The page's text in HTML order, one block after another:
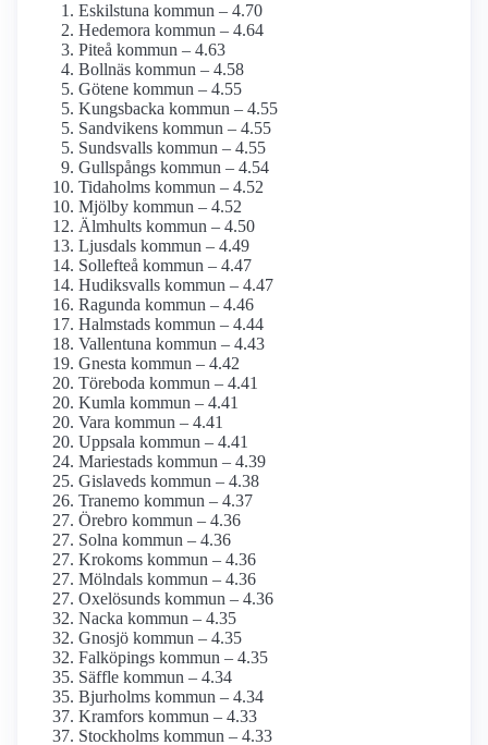
Eskilstuna kommun – 4.70
Hedemora kommun – 4.64
Piteå kommun – 4.63
Bollnäs kommun – 4.58
Götene kommun – 4.55
Kungsbacka kommun – 4.55
Sandvikens kommun – 4.55
Sundsvalls kommun – 4.55
Gullspångs kommun – 4.54
Tidaholms kommun – 4.52
Mjölby kommun – 4.52
Älmhults kommun – 4.50
Ljusdals kommun – 4.49
Sollefteå kommun – 4.47
Hudiksvalls kommun – 4.47
Ragunda kommun – 4.46
Halmstads kommun – 4.44
Vallentuna kommun – 4.43
Gnesta kommun – 4.42
Töreboda kommun – 4.41
Kumla kommun – 4.41
Vara kommun – 4.41
Uppsala kommun – 4.41
Mariestads kommun – 4.39
Gislaveds kommun – 4.38
Tranemo kommun – 4.37
Örebro kommun – 4.36
Solna kommun – 4.36
Krokoms kommun – 4.36
Mölndals kommun – 4.36
Oxelösunds kommun – 4.36
Nacka kommun – 4.35
Gnosjö kommun – 4.35
Falköpings kommun – 4.35
Säffle kommun – 4.34
Bjurholms kommun – 4.34
Kramfors kommun – 4.33
Stockholms kommun – 4.33